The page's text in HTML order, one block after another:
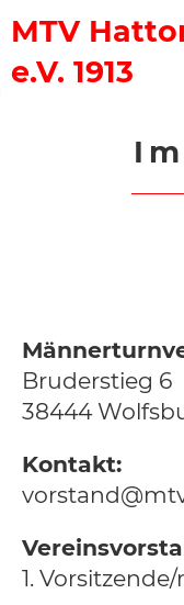
MTV
e.V. 1913
Bruderstieg 6
38444
Kontakt:
1. Vorsitzende/